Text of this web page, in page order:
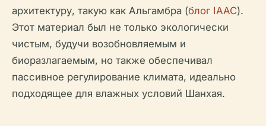
архитектуру, такую как Альгамбра (блог IAAC).
Этот материал был не только экологически
чистым, будучи возобновляемым и
биоразлагаемым, но также обеспечивал
пассивное регулирование климата, идеально
подходящее для влажных условий Шанхая.